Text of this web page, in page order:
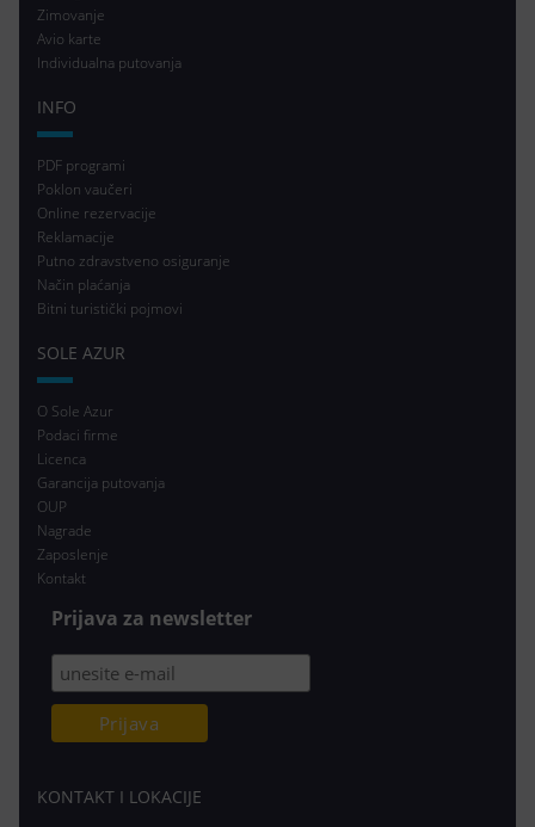
Zimovanje
Avio karte
Individualna putovanja
INFO
PDF programi
Poklon vaučeri
Online rezervacije
Reklamacije
Putno zdravstveno osiguranje
Način plaćanja
Bitni turistički pojmovi
SOLE AZUR
O Sole Azur
Podaci firme
Licenca
Garancija putovanja
OUP
Nagrade
Zaposlenje
Kontakt
Prijava za newsletter
KONTAKT I LOKACIJE